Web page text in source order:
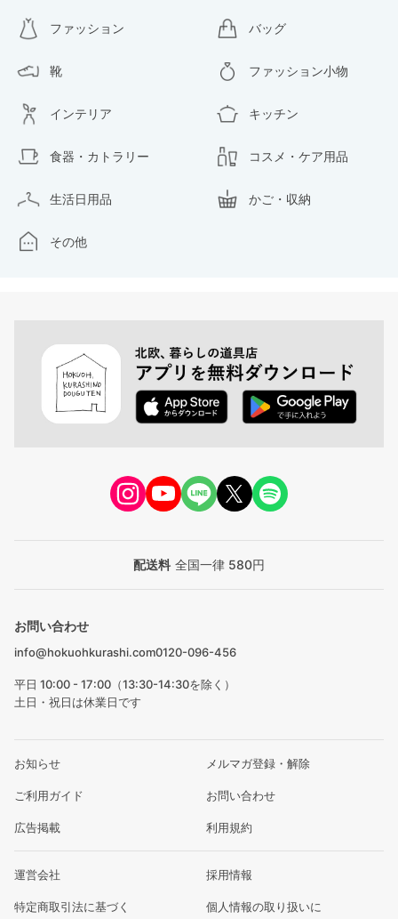
ファッション バッグ
靴 ファッション小物
インテリア キッチン
食器・カトラリー コスメ・ケア用品
生活日用品 かご・収納
その他
配送料 全国一律 580円
お問い合わせ
info@hokuohkurashi.com0120-096-456
平日 10:00 - 17:00（13:30-14:30を除く）
土日・祝日は休業日です
お知らせ メルマガ登録・解除
ご利用ガイド お問い合わせ
広告掲載 利用規約
運営会社 採用情報
特定商取引法に基づく
個人情報の取り扱いに